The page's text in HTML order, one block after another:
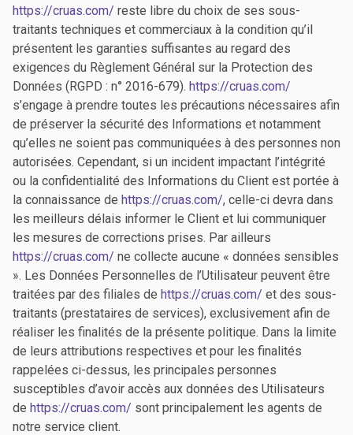
https://cruas.com/ reste libre du choix de ses sous-
traitants techniques et commerciaux à la condition qu’il
présentent les garanties suffisantes au regard des
exigences du Règlement Général sur la Protection des
Données (RGPD : n° 2016-679). https://cruas.com/
s’engage à prendre toutes les précautions nécessaires afin
de préserver la sécurité des Informations et notamment
qu’elles ne soient pas communiquées à des personnes non
autorisées. Cependant, si un incident impactant l’intégrité
ou la confidentialité des Informations du Client est portée à
la connaissance de https://cruas.com/, celle-ci devra dans
les meilleurs délais informer le Client et lui communiquer
les mesures de corrections prises. Par ailleurs
https://cruas.com/ ne collecte aucune « données sensibles
». Les Données Personnelles de l’Utilisateur peuvent être
traitées par des filiales de https://cruas.com/ et des sous-
traitants (prestataires de services), exclusivement afin de
réaliser les finalités de la présente politique. Dans la limite
de leurs attributions respectives et pour les finalités
rappelées ci-dessus, les principales personnes
susceptibles d’avoir accès aux données des Utilisateurs
de https://cruas.com/ sont principalement les agents de
notre service client.